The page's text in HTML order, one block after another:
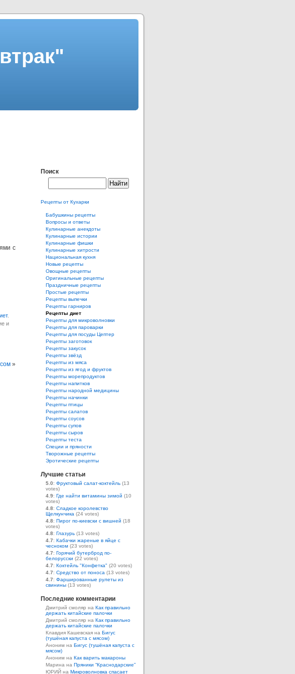
с
.
и
»
Поиск
Рецепты от Кухарки
Бабушкины рецепты
Вопросы и ответы
Кулинарные анекдоты
Кулинарные истории
Кулинарные фишки
Кулинарные хитрости
Национальная кухня
Новые рецепты
Овощные рецепты
Оригинальные рецепты
Праздничные рецепты
Простые рецепты
Рецепты выпечки
Рецепты гарниров
Рецепты диет
Рецепты для микроволновки
Рецепты для пароварки
Рецепты для посуды Цептер
Рецепты заготовок
Рецепты закусок
Рецепты звёзд
Рецепты из мяса
Рецепты из ягод и фруктов
Рецепты морепродуктов
Рецепты напитков
Рецепты народной медицины
Рецепты начинки
Рецепты птицы
Рецепты салатов
Рецепты соусов
Рецепты супов
Рецепты сыров
Рецепты теста
Специи и пряности
Творожные рецепты
Эротические рецепты
Лучшие статьи
5.0: Фруктовый салат-коктейль (13
votes)
4.9: Где найти витамины зимой (10
votes)
4.8: Сладкое королевство
Щелкунчика (24 votes)
4.8: Пирог по-киевски с вишней (18
votes)
4.8: Глазурь (13 votes)
4.7: Кабачки жареные в яйце с
чесноком (23 votes)
4.7: Горячий бутерброд по-
белорусски (22 votes)
4.7: Коктейль "Конфетка" (20 votes)
4.7: Средство от поноса (13 votes)
4.7: Фаршированные рулеты из
свинины (13 votes)
Последние комментарии
Дмитрий смоляр на Как правильно
держать китайские палочки
Дмитрий смоляр на Как правильно
держать китайские палочки
Клавдия Кашевская на Бигус
(тушёная капуста с мясом)
Аноним на Бигус (тушёная капуста с
мясом)
Аноним на Как варить макароны
Марина на Пряники “Краснодарские”
ЮРИЙ на Микроволновка спасает